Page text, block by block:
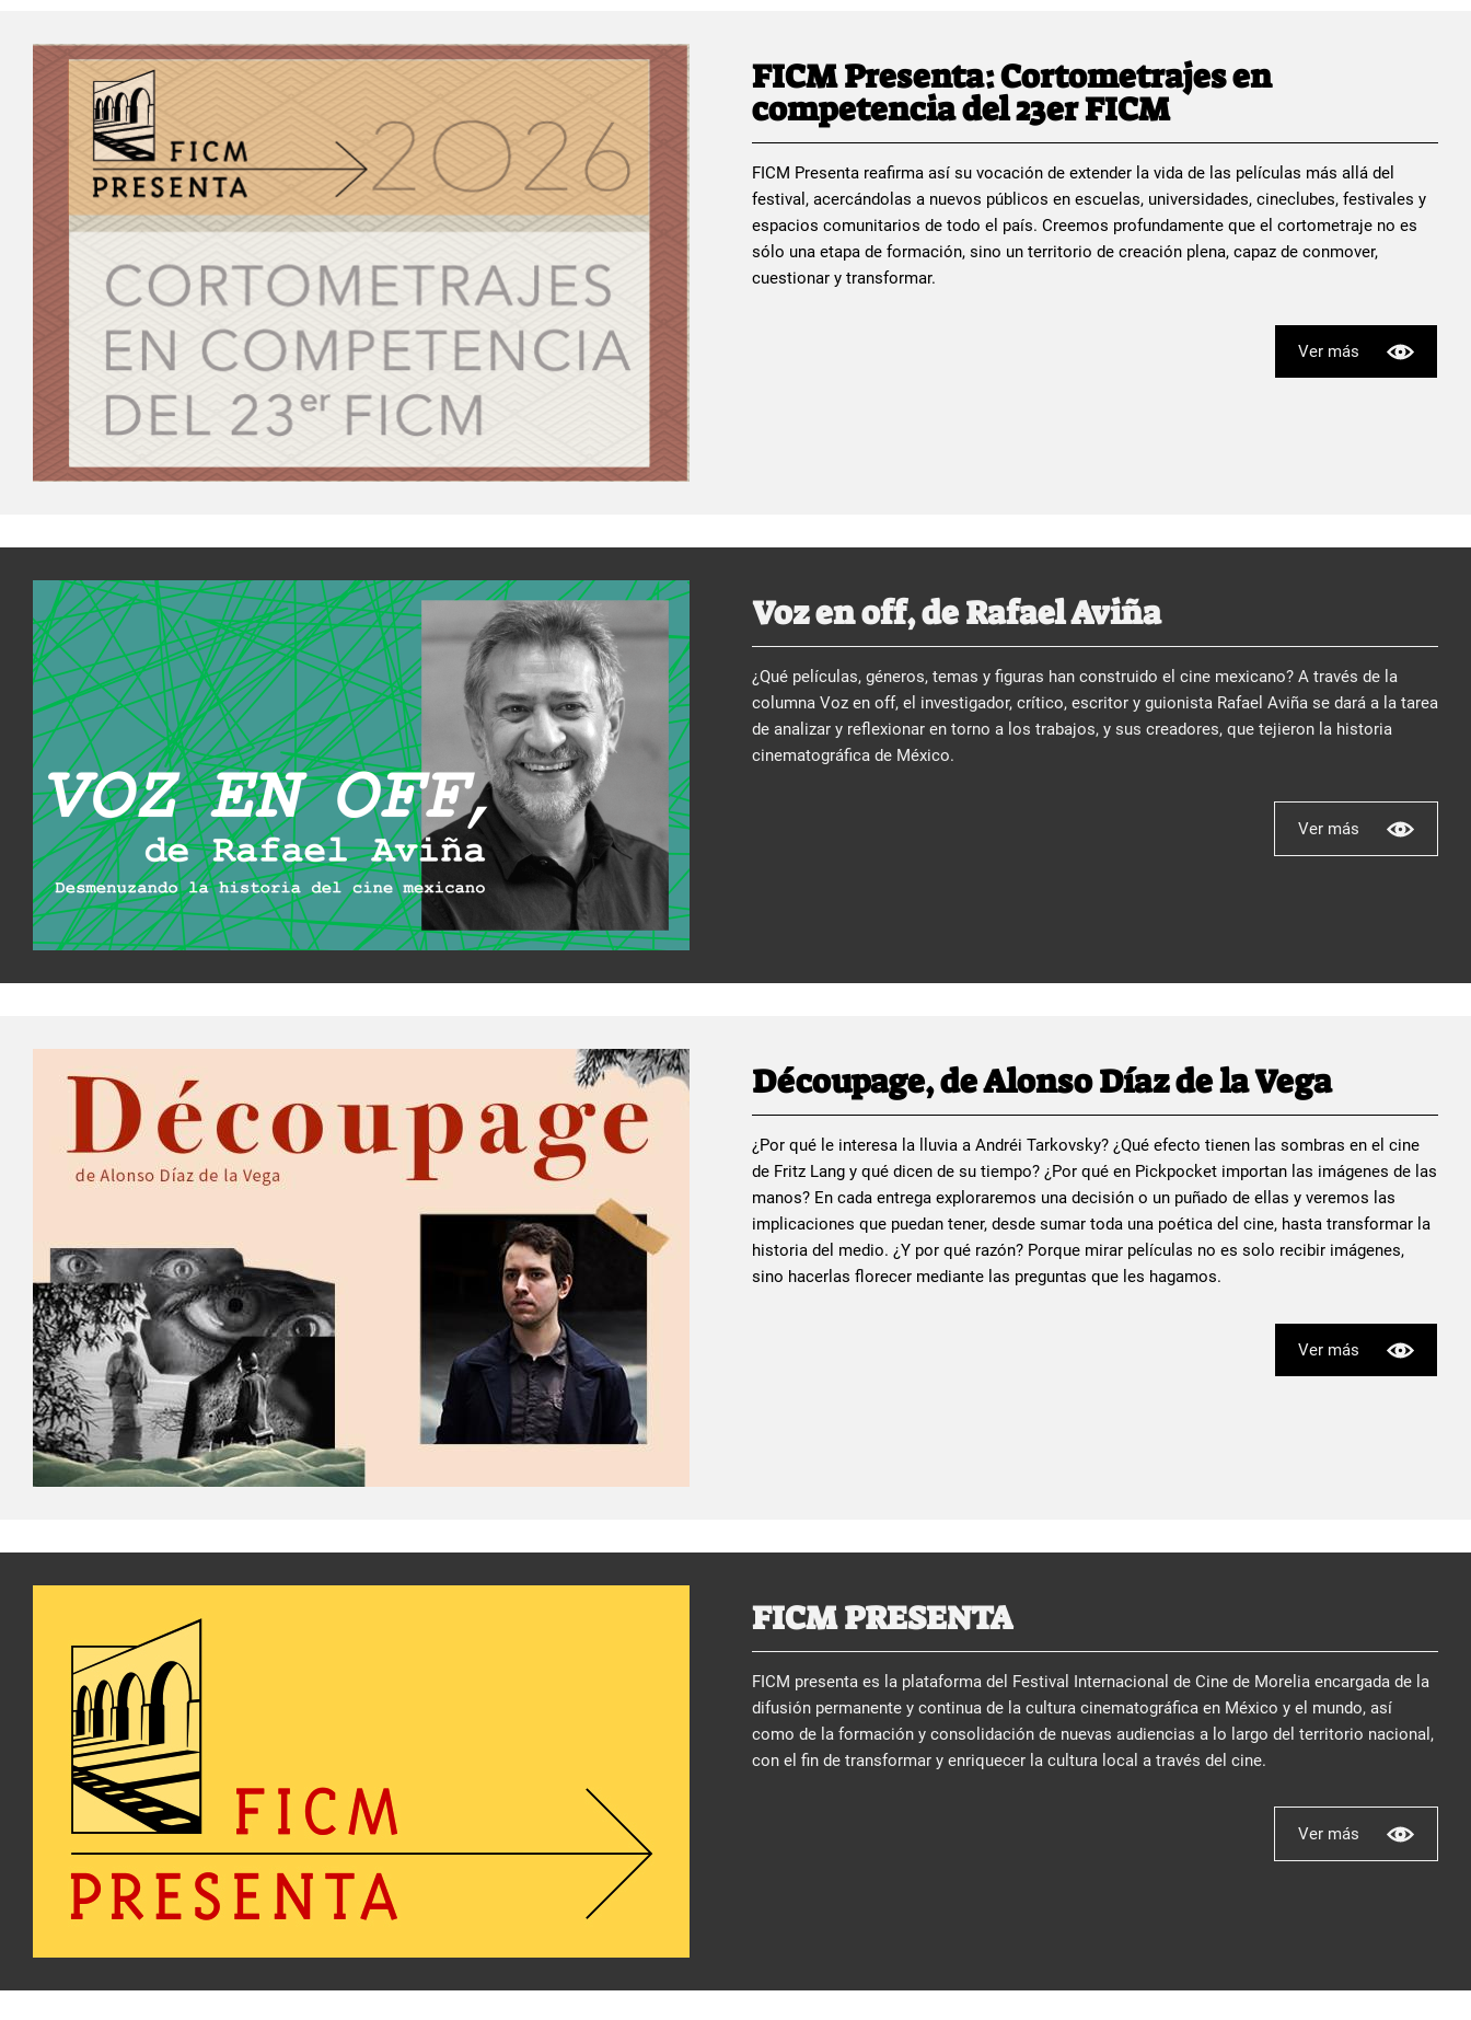
FICM Presenta: Cortometrajes en
competencia del 23er FICM
FICM Presenta reafirma así su vocación de extender la vida de las películas más allá del
festival, acercándolas a nuevos públicos en escuelas, universidades, cineclubes, festivales y
espacios comunitarios de todo el país. Creemos profundamente que el cortometraje no es
sólo una etapa de formación, sino un territorio de creación plena, capaz de conmover,
cuestionar y transformar.
Ver más
Voz en off, de Rafael Aviña
¿Qué películas, géneros, temas y figuras han construido el cine mexicano? A través de la
columna Voz en off, el investigador, crítico, escritor y guionista Rafael Aviña se dará a la tarea
de analizar y reflexionar en torno a los trabajos, y sus creadores, que tejieron la historia
cinematográfica de México.
Ver más
Découpage, de Alonso Díaz de la Vega
¿Por qué le interesa la lluvia a Andréi Tarkovsky? ¿Qué efecto tienen las sombras en el cine
de Fritz Lang y qué dicen de su tiempo? ¿Por qué en Pickpocket importan las imágenes de las
manos? En cada entrega exploraremos una decisión o un puñado de ellas y veremos las
implicaciones que puedan tener, desde sumar toda una poética del cine, hasta transformar la
historia del medio. ¿Y por qué razón? Porque mirar películas no es solo recibir imágenes,
sino hacerlas florecer mediante las preguntas que les hagamos.
Ver más
FICM PRESENTA
FICM presenta es la plataforma del Festival Internacional de Cine de Morelia encargada de la
difusión permanente y continua de la cultura cinematográfica en México y el mundo, así
como de la formación y consolidación de nuevas audiencias a lo largo del territorio nacional,
con el fin de transformar y enriquecer la cultura local a través del cine.
Ver más